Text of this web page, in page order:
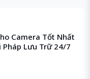
Camera Tốt Nhất
Pháp Lưu Trữ 24/7